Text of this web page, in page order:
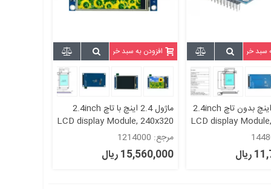
سبد خرید
ماژول 2.4 اینچ بدون تاچ 2.4inch
LCD display
-
افزودن به سبد خرید
ماژول 2.4 اینچ با تاچ 2.4inch
LCD display Module, 240x320
SPI- ILI9341
مرجع: 1214000
15,560,000 ریال